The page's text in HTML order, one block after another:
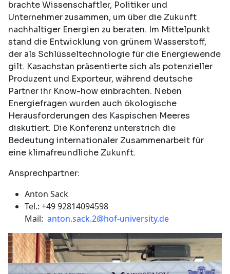
brachte Wissenschaftler, Politiker und
Unternehmer zusammen, um über die Zukunft
nachhaltiger Energien zu beraten. Im Mittelpunkt
stand die Entwicklung von grünem Wasserstoff,
der als Schlüsseltechnologie für die Energiewende
gilt. Kasachstan präsentierte sich als potenzieller
Produzent und Exporteur, während deutsche
Partner ihr Know-how einbrachten. Neben
Energiefragen wurden auch ökologische
Herausforderungen des Kaspischen Meeres
diskutiert. Die Konferenz unterstrich die
Bedeutung internationaler Zusammenarbeit für
eine klimafreundliche Zukunft.
Ansprechpartner:
Anton Sack
Tel.: +49 92814094598
Mail: anton.sack.2@hof-university.de